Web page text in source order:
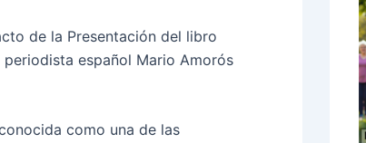
de la Presentación del libro
periodista español Mario Amorós
como una de las